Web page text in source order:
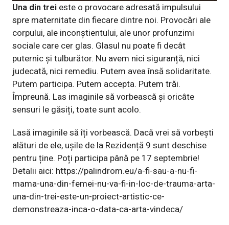
Una din trei este o provocare adresată impulsului
spre maternitate din fiecare dintre noi. Provocări ale
corpului, ale inconștientului, ale unor profunzimi
sociale care cer glas. Glasul nu poate fi decât
puternic și tulburător. Nu avem nici siguranță, nici
judecată, nici remediu. Putem avea însă solidaritate.
Putem participa. Putem accepta. Putem trăi.
Împreună. Las imaginile să vorbească și oricâte
sensuri le găsiți, toate sunt acolo.
Lasă imaginile să îți vorbească. Dacă vrei să vorbești
alături de ele, ușile de la Rezidență 9 sunt deschise
pentru ține. Poți participa până pe 17 septembrie!
Detalii aici: https://palindrom.eu/a-fi-sau-a-nu-fi-
mama-una-din-femei-nu-va-fi-in-loc-de-trauma-arta-
una-din-trei-este-un-proiect-artistic-ce-
demonstreaza-inca-o-data-ca-arta-vindeca/